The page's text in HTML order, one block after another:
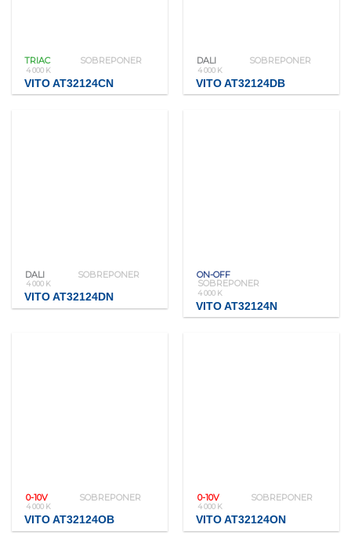
TRIAC SOBREPONER
4 000 K
VITO AT32124CN
DALI SOBREPONER
4 000 K
VITO AT32124DB
DALI SOBREPONER
4 000 K
VITO AT32124DN
ON-OFF
SOBREPONER
4 000 K
VITO AT32124N
0-10V SOBREPONER
4 000 K
VITO AT32124OB
0-10V SOBREPONER
4 000 K
VITO AT32124ON